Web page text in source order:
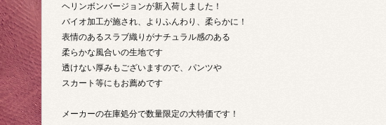
ヘリンボンバージョンが新入荷しました！
バイオ加工が施され、よりふんわり、柔らかに！
表情のあるスラブ織りがナチュラル感のある
柔らかな風合いの生地です
透けない厚みもございますので、パンツや
スカート等にもお薦めです
メーカーの在庫処分で数量限定の大特価です！